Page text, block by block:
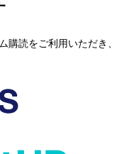
購読をご利用いただき、